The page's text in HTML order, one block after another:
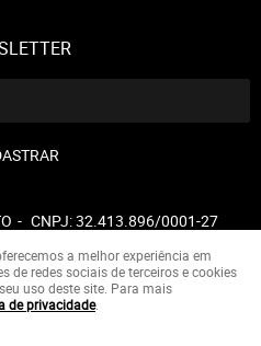
CNPJ: 32.413.896/0001-27
a melhor experiência em
de redes sociais de terceiros e cookies
uso deste site. Para mais
de privacidade.